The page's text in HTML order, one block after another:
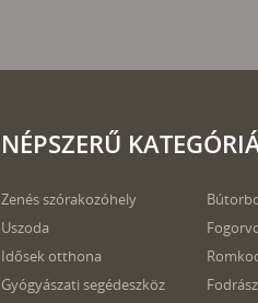
NÉPSZERŰ
Zenés szórakozóhely
Uszoda
Idősek otthona
Gyógyászati segédeszköz
Fodrász